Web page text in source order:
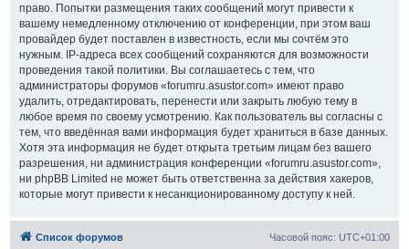
право. Попытки размещения таких сообщений могут привести к
вашему немедленному отключению от конференции, при этом ваш
провайдер будет поставлен в известность, если мы сочтём это
нужным. IP-адреса всех сообщений сохраняются для возможности
проведения такой политики. Вы соглашаетесь с тем, что
администраторы форумов «forumru.asustor.com» имеют право
удалить, отредактировать, перенести или закрыть любую тему в
любое время по своему усмотрению. Как пользователь вы согласны с
тем, что введённая вами информация будет храниться в базе данных.
Хотя эта информация не будет открыта третьим лицам без вашего
разрешения, ни администрация конференции «forumru.asustor.com»,
ни phpBB Limited не может быть ответственна за действия хакеров,
которые могут привести к несанкционированному доступу к ней.
Список форумов Часовой пояс: UTC+01:00